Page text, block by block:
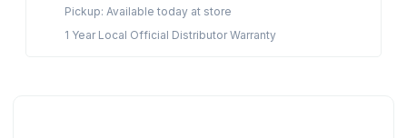
Pickup: Available today at store
1 Year Local Official Distributor Warranty